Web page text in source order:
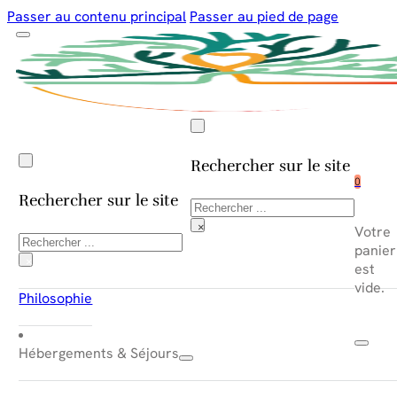
Passer au contenu principal Passer au pied de page
Rechercher sur le site
Rechercher
×
0
Votre
panier
est
vide.
Rechercher sur le site
Rechercher
×
Philosophie
Hébergements & Séjours